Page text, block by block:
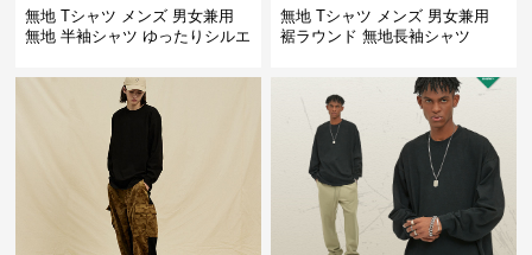
無地 Tシャツ メンズ 男女兼用
無地 半袖シャツ ゆったりシルエ
無地 Tシャツ メンズ 男女兼用
裾ラウンド 無地長袖シャツ